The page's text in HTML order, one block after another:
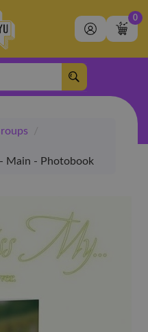
0
/
Main - Photobook